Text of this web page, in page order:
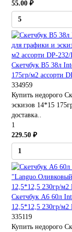
55.00 ₽
Скетчбук B5 38л
175гр/м2 ассорти
334959
Купить недорого
эскизов 14*15
доставка..
1
229.50 ₽
Скетчбук А6 60л
12,5*12,5 230гр/м2
335119
Купить недорого